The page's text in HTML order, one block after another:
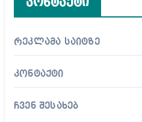
კონტაქტი
რეკლამა საიტზე
კონტაქტი
ჩვენ შესახებ